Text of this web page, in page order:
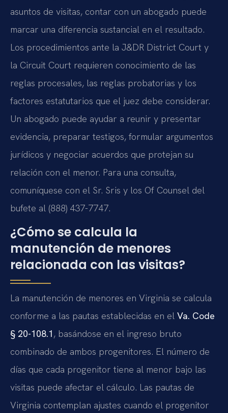
asuntos de visitas, contar con un abogado puede
marcar una diferencia sustancial en el resultado.
Los procedimientos ante la J&DR District Court y
la Circuit Court requieren conocimiento de las
reglas procesales, las reglas probatorias y los
factores estatutarios que el juez debe considerar.
Un abogado puede ayudar a reunir y presentar
evidencia, preparar testigos, formular argumentos
jurídicos y negociar acuerdos que protejan su
relación con el menor. Para una consulta,
comuníquese con el Sr. Sris y los Of Counsel del
bufete al (888) 437-7747.
¿Cómo se calcula la
manutención de menores
relacionada con las visitas?
La manutención de menores en Virginia se calcula
conforme a las pautas establecidas en el Va. Code
§ 20-108.1, basándose en el ingreso bruto
combinado de ambos progenitores. El número de
días que cada progenitor tiene al menor bajo las
visitas puede afectar el cálculo. Las pautas de
Virginia contemplan ajustes cuando el progenitor